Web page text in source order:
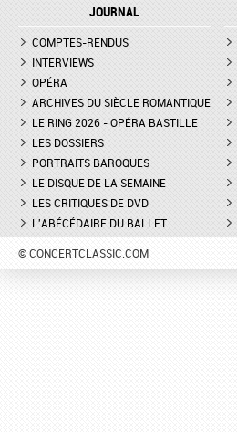
JOURNAL
COMPTES-RENDUS
INTERVIEWS
OPÉRA
ARCHIVES DU SIÈCLE ROMANTIQUE
LE RING 2026 - OPÉRA BASTILLE
LES DOSSIERS
PORTRAITS BAROQUES
LE DISQUE DE LA SEMAINE
LES CRITIQUES DE DVD
L'ABÉCÉDAIRE DU BALLET
© CONCERTCLASSIC.COM